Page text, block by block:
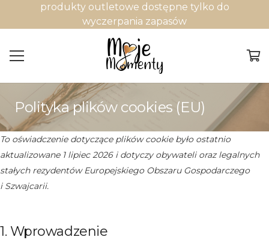
produkty outletowe dostępne tylko do
wyczerpania zapasów
Polityka plików cookies (EU)
To oświadczenie dotyczące plików cookie było ostatnio
aktualizowane 1 lipiec 2026 i dotyczy obywateli oraz legalnych
stałych rezydentów Europejskiego Obszaru Gospodarczego
i Szwajcarii.
1. Wprowadzenie